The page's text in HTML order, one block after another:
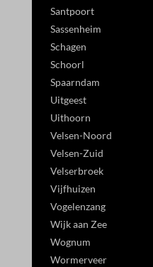
Santpoort
Sassenheim
Schagen
Schoorl
Spaarndam
Uitgeest
Uithoorn
Velsen-Noord
Velsen-Zuid
Velserbroek
Vijfhuizen
Vogelenzang
Wijk aan Zee
Wognum
Wormerveer